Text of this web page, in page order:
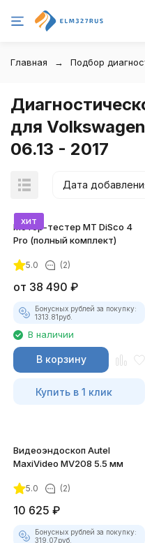
Главная Подбор
для
06.13 - 2017
Дата
хит
Мотор-тестер MT DiSco 4
Pro (полный комплект)
5.0 (2)
от 38 490 ₽
Бонусных рублей за покупку:
1313.81руб.
В наличии
В корзину
Купить в 1 клик
Видеоэндоскоп Autel
MaxiVideo MV208 5.5 мм
5.0 (2)
10 625 ₽
Бонусных рублей за покупку:
319.07руб.